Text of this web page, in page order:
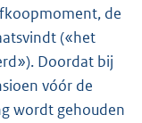
de
(«het
Doordat bij
vóór de
wordt gehouden